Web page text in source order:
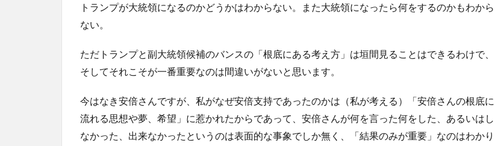
トランプが大統領になるのかどうかはわからない。また大統領になったら何をするのかもわから
ない。
ただトランプと副大統領候補のバンスの「根底にある考え方」は垣間見ることはできるわけで、
そしてそれこそが一番重要なのは間違いがないと思います。
今はなき安倍さんですが、私がなぜ安倍支持であったのかは（私が考える）「安倍さんの根底に
流れる思想や夢、希望」に惹かれたからであって、安倍さんが何を言った何をした、あるいはし
なかった、出来なかったというのは表面的な事象でしか無く、「結果のみが重要」なのはわかり